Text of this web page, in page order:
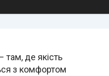
там, де якість
з комфортом